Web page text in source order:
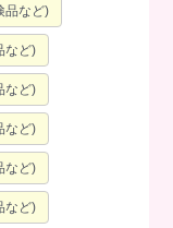
品など)
など)
など)
など)
など)
など)